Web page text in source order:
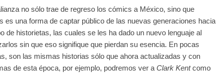
no sólo trae de regreso los cómics a México, sino que
es una forma de captar público de las nuevas generaciones hacia
de historietas, las cuales se les ha dado un nuevo lenguaje al
sin que eso signifique que pierdan su esencia. En pocas
son las mismas historias sólo que ahora actualizadas y con
de esta época, por ejemplo, podremos ver aClark Kentcomo